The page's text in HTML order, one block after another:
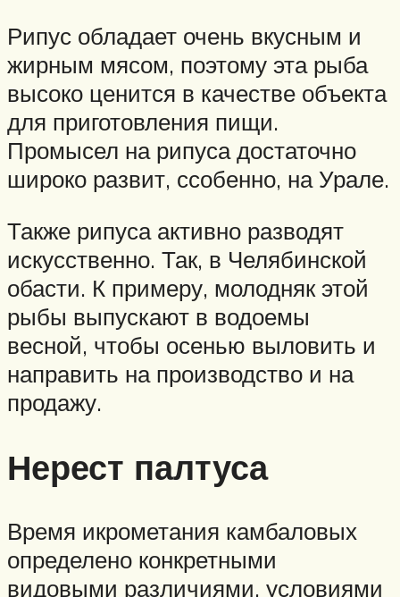
Рипус обладает очень вкусным и
жирным мясом, поэтому эта рыба
высоко ценится в качестве объекта
для приготовления пищи.
Промысел на рипуса достаточно
широко развит, ссобенно, на Урале.
Также рипуса активно разводят
искусственно. Так, в Челябинской
обасти. К примеру, молодняк этой
рыбы выпускают в водоемы
весной, чтобы осенью выловить и
направить на производство и на
продажу.
Нерест палтуса
Время икрометания камбаловых
определено конкретными
видовыми различиями, условиями